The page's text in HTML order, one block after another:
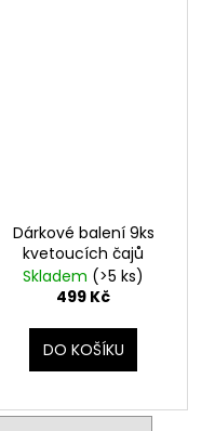
Dárkové balení 9ks
kvetoucích čajů
Skladem (>5 ks)
499 Kč
DO KOŠÍKU